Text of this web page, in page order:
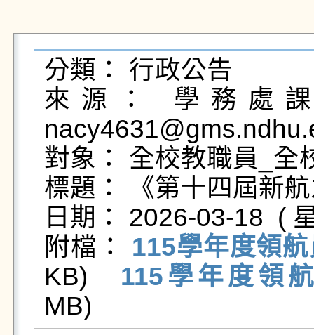
分類： 行政公告
來源： 學務處
對象： 全校教職員_全
標題： 《第十四屆新
日期： 2026-03-18  (
附檔： 115學年度領
KB) 115學年度領
MB)